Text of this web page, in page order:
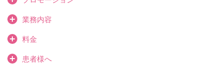
業務内容
料金
患者様へ